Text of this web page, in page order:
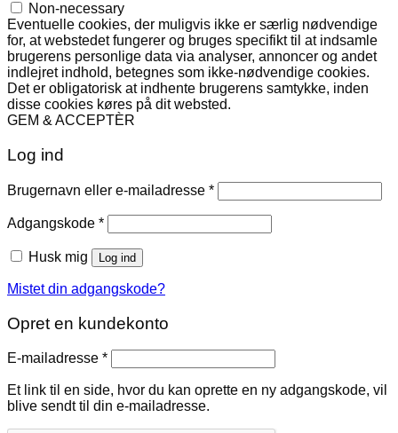
Non-necessary
Eventuelle cookies, der muligvis ikke er særlig nødvendige
for, at webstedet fungerer og bruges specifikt til at indsamle
brugerens personlige data via analyser, annoncer og andet
indlejret indhold, betegnes som ikke-nødvendige cookies.
Det er obligatorisk at indhente brugerens samtykke, inden
disse cookies køres på dit websted.
GEM & ACCEPTÈR
Log ind
Brugernavn eller e-mailadresse *Påkrævet
Adgangskode *Påkrævet
Husk mig Log ind
Mistet din adgangskode?
Opret en kundekonto
E-mailadresse *Påkrævet
Et link til en side, hvor du kan oprette en ny adgangskode, vil
blive sendt til din e-mailadresse.